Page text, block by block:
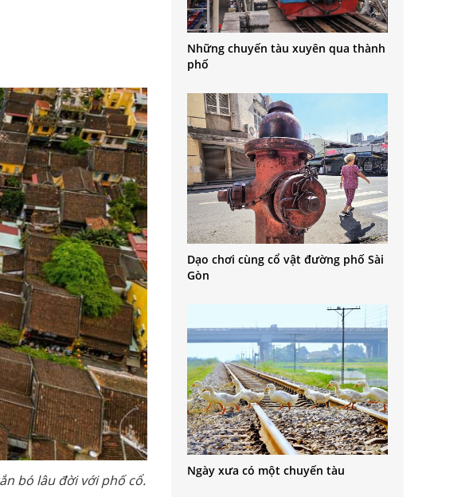
bó lâu đời với phố cổ.
Những chuyến tàu xuyên qua thành
phố
Dạo chơi cùng cổ vật đường phố Sài
Gòn
Ngày xưa có một chuyến tàu